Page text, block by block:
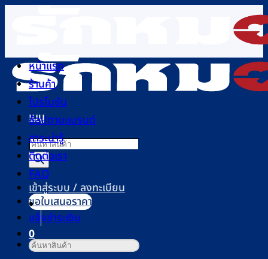
เนื้อหา
เมนู
Products
search
เข้าสู่ระบบ / ลงทะเบียน
0
ตะกร้าสินค้า
หน้าแรก
ร้านค้า
โปรโมชัน
ช้อปตามแบรนด์
สาระน่ารู้
ติดต่อเรา
FAQ
ขอใบเสนอราคา
แจ้งชำระเงิน
ค้นหา: